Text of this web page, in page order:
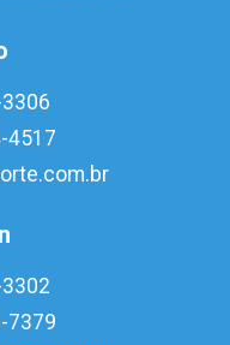
4517
7379